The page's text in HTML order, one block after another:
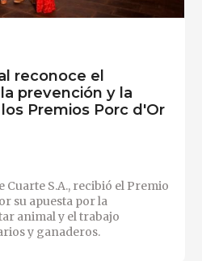
reconoce el
prevención y la
Premios Porc d'Or
Cuarte S.A., recibió el Premio
su apuesta por la
animal y el trabajo
y ganaderos.